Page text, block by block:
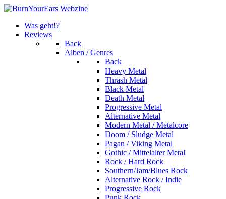
Was geht!?
Reviews
Back
Alben / Genres
Back
Heavy Metal
Thrash Metal
Black Metal
Death Metal
Progressive Metal
Alternative Metal
Modern Metal / Metalcore
Doom / Sludge Metal
Pagan / Viking Metal
Gothic / Mittelalter Metal
Rock / Hard Rock
Southern/Jam/Blues Rock
Alternative Rock / Indie
Progressive Rock